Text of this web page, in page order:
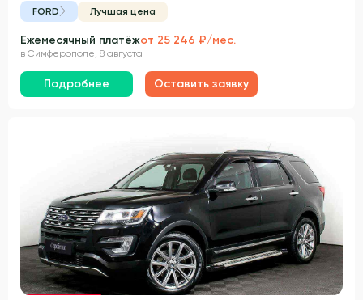
FORD Лучшая цена
Ежемесячный платёжот 25 246 ₽/мес.
в Симферополе, 8 августа
Подробнее Оставить заявку
Гарантия 3 года